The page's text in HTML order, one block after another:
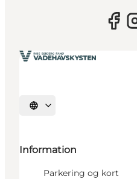
Vælg sprog
Information
Parkering og kort